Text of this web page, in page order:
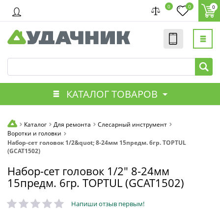
0 0 0
КАТАЛОГ ТОВАРОВ
Каталог Для ремонта
Слесарный инструмент
Воротки и головки
Набор-сет головок 1/2&quot; 8-24мм 15предм. 6гр. TOPTUL
(GCAT1502)
Набор-сет головок 1/2" 8-24мм
15предм. 6гр. TOPTUL (GCAT1502)
Напиши отзыв первым!